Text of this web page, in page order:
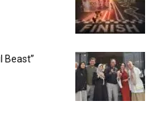
Beast”